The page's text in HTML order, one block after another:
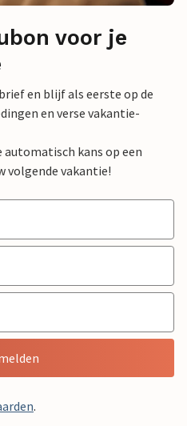
voor je
en blijf als eerste op de
en verse vakantie-
automatisch kans op een
volgende vakantie!
.